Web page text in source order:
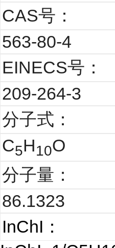
CAS号：
563-80-4
EINECS号：
209-264-3
分子式：
C5H10O
分子量：
86.1323
InChI：